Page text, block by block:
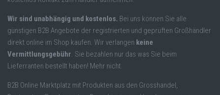
Wir sind unabhängig und kostenlos. Bei uns können Sie alle
günstigen B2B Angebote der registrierten und geprüften Großhändler
direkt online im Shop kaufen. Wir verlangen keine
Vermittlungsgebühr. Sie bezahlen nur das was Sie beim
Lieferranten bestellt haben! Mehr nicht.
B2B Online Marktplatz mit Produkten aus den Grosshandel,